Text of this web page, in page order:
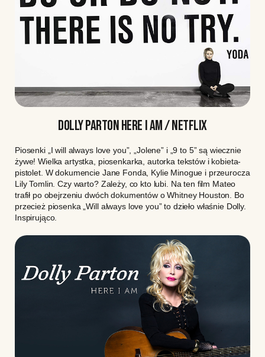
DOLLY PARTON HERE I AM / NETFLIX
Piosenki „I will always love you”, „Jolene” i „9 to 5” są wiecznie
żywe! Wielka artystka, piosenkarka, autorka tekstów i kobieta-
pistolet. W dokumencie Jane Fonda, Kylie Minogue i przeurocza
Lily Tomlin. Czy warto? Zależy, co kto lubi. Na ten film Mateo
trafił po obejrzeniu dwóch dokumentów o Whitney Houston. Bo
przecież piosenka „Will always love you” to dzieło właśnie Dolly.
Inspirująco.